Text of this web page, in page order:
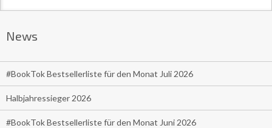
News
#BookTok Bestsellerliste für den Monat Juli 2026
Halbjahressieger 2026
#BookTok Bestsellerliste für den Monat Juni 2026